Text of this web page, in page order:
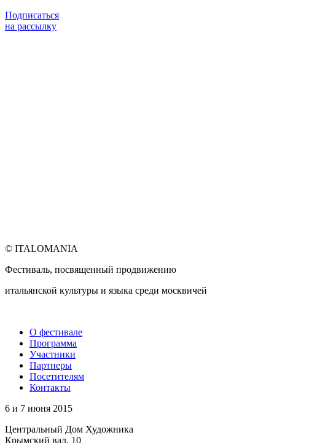
Подписаться
на рассылку
© ITALOMANIA
Фестиваль, посвященный продвижению
итальянской культуры и языка среди москвичей
О фестивале
Программа
Участники
Партнеры
Посетителям
Контакты
6 и 7 июня 2015
Центральный Дом Художника
Крымский вал, 10